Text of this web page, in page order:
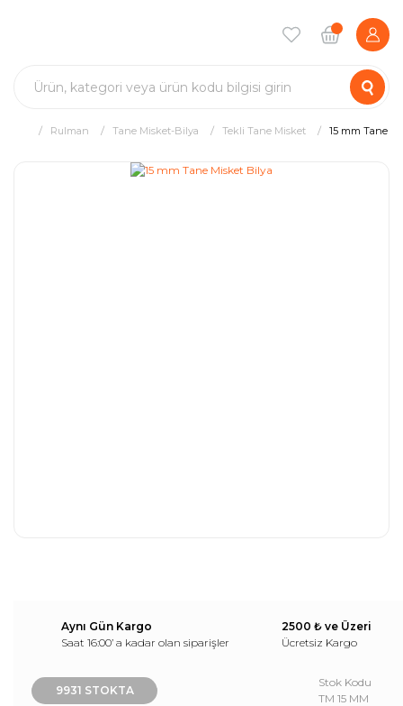
Rulman Tane Misket-Bilya Tekli Tane Misket 15 mm Tane
Aynı Gün Kargo
Saat 16:00’ a kadar olan siparişler
2500 ₺ ve Üzeri
Ücretsiz Kargo
9931 STOKTA
Stok Kodu
TM 15 MM